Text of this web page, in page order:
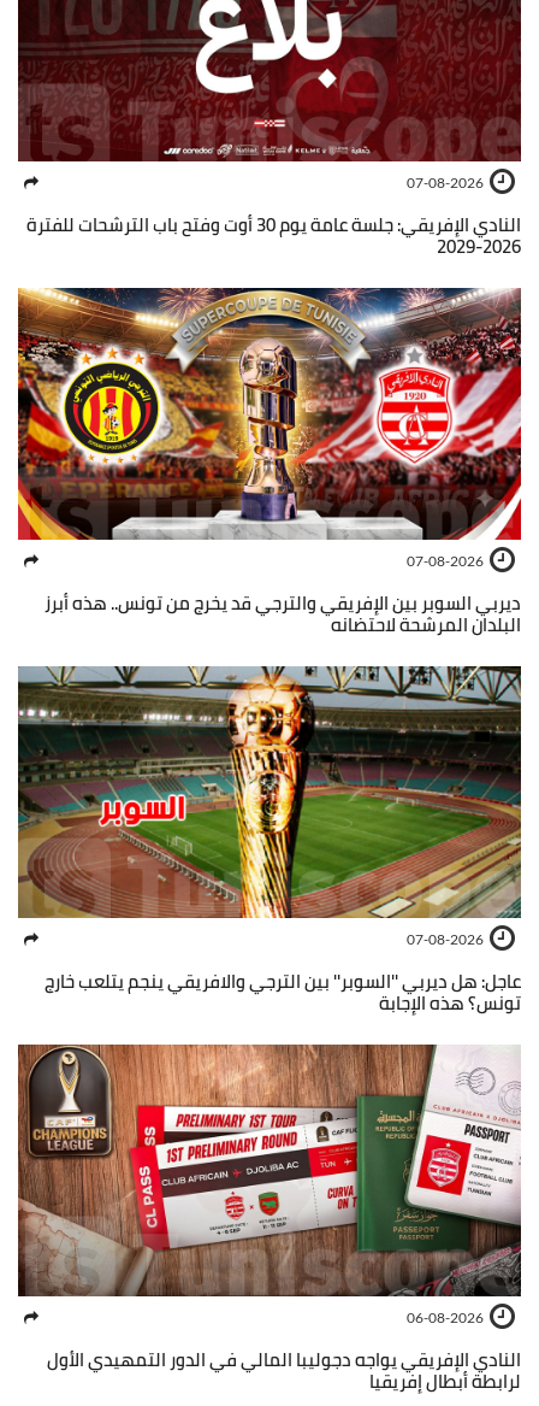
07-08-2026
النادي الإفريقي: جلسة عامة يوم 30 أوت وفتح باب الترشحات للفترة
2026-2029
07-08-2026
ديربي السوبر بين الإفريقي والترجي قد يخرج من تونس.. هذه أبرز
البلدان المرشحة لاحتضانه
07-08-2026
عاجل: هل ديربي ''السوبر'' بين الترجي والافريقي ينجم يتلعب خارج
تونس؟ هذه الإجابة
06-08-2026
النادي الإفريقي يواجه دجوليبا المالي في الدور التمهيدي الأول
لرابطة أبطال إفريقيا